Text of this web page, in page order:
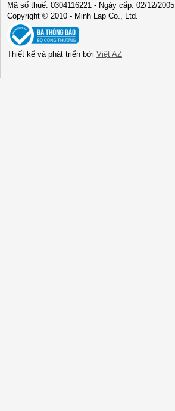
Mã số thuế: 0304116221 - Ngày cấp: 02/12/2005
Copyright © 2010 - Minh Lap Co., Ltd.
Thiết kế và phát triển bởi Việt AZ